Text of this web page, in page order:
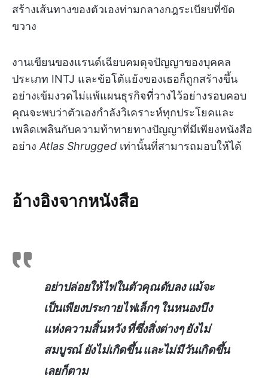
สร้างเส้นทางของตัวเองท่ามกลางกฎระเบียบที่ขัด
ขวาง
งานเขียนของแรนด์เฉียบคมดุจปัญญาของบุคคล
ประเภท INTJ และข้อโต้แย้งของเธอก็ถูกสร้างขึ้น
อย่างเข้มงวดไม่แพ้แผนธุรกิจที่วางไว้อย่างรอบคอบ
คุณจะพบว่าตัวเองกำลังวิเคราะห์ทุกประโยคและ
เพลิดเพลินกับความท้าทายทางปัญญาที่มีเพียงหนังสือ
อย่างAtlas Shrugged เท่านั้นที่สามารถมอบให้ได้
อ้างอิงจากหนังสือ
อย่าปล่อยให้ไฟในตัวคุณดับลง แม้จะ
เป็นเพียงประกายไฟเล็กๆ ในหนองบึง
แห่งความสิ้นหวัง ที่ซึ่งสิ่งต่างๆ ยังไม่
สมบูรณ์ ยังไม่เกิดขึ้น และไม่มีวันเกิดขึ้น
เลยก็ตาม